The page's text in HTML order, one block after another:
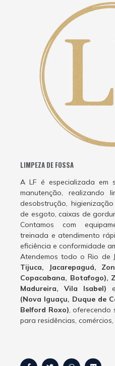
LIMPEZA DE FOSSA
A LF é especializada em
manutenção, realizando
desobstrução,
de esgoto, caixas de
Contamos com
treinada e atendimento
eficiência e conformidade
Atendemos todo o Rio de
Tijuca, Jacarepaguá,
Copacabana, Botafogo),
Madureira, Vila Isabel)
(Nova Iguaçu, Duque de
Belford Roxo), oferecendo
para residências,